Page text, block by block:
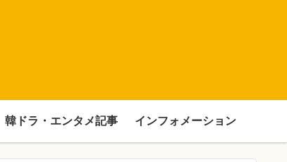
韓ドラ・エンタメ記事 インフォメーション